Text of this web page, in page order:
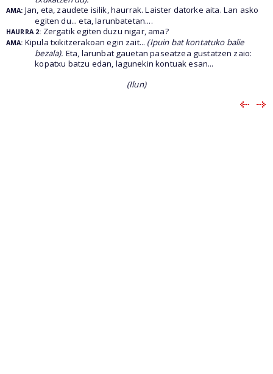
AMA: Jan, eta, zaudete isilik, haurrak. Laister datorke aita. Lan asko
egiten du... eta, larunbatetan....
HAURRA 2: Zergatik egiten duzu nigar, ama?
AMA: Kipula txikitzerakoan egin zait... (Ipuin bat kontatuko balie
bezala). Eta, larunbat gauetan paseatzea gustatzen zaio:
kopatxu batzu edan, lagunekin kontuak esan...
(Ilun)